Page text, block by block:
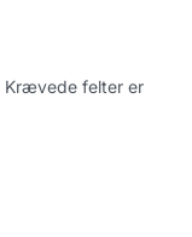
Krævede felter er